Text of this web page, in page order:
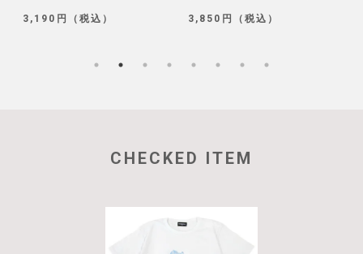
3,190円（税込） 3,850円（税込）
CHECKED ITEM